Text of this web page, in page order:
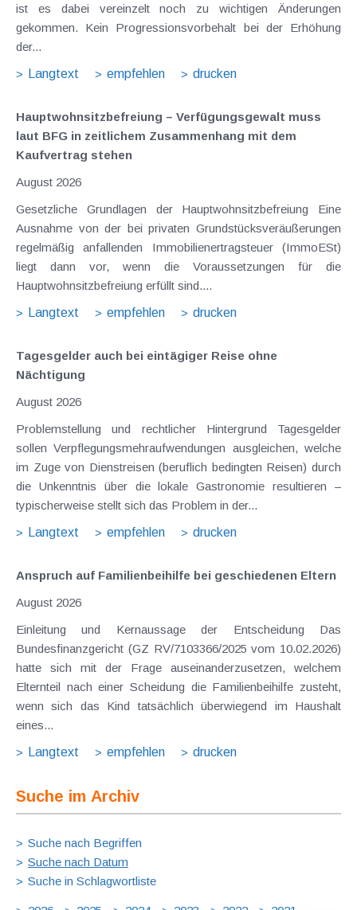
ist es dabei vereinzelt noch zu wichtigen Änderungen
gekommen. Kein Progressionsvorbehalt bei der Erhöhung
der...
Langtext
empfehlen drucken
Hauptwohnsitz​­befreiung – Verfügungsgewalt muss
laut BFG in zeitlichem Zusammenhang mit dem
Kaufvertrag stehen
August 2026
Gesetzliche Grundlagen der Hauptwohnsitzbefreiung Eine
Ausnahme von der bei privaten Grundstücksveräußerungen
regelmäßig anfallenden Immobilienertragsteuer (ImmoESt)
liegt dann vor, wenn die Voraussetzungen für die
Hauptwohnsitzbefreiung erfüllt sind....
Langtext
empfehlen drucken
Tagesgelder auch bei eintägiger Reise ohne
Nächtigung
August 2026
Problemstellung und rechtlicher Hintergrund Tagesgelder
sollen Verpflegungsmehraufwendungen ausgleichen, welche
im Zuge von Dienstreisen (beruflich bedingten Reisen) durch
die Unkenntnis über die lokale Gastronomie resultieren –
typischerweise stellt sich das Problem in der...
Langtext
empfehlen drucken
Anspruch auf Familienbeihilfe bei geschiedenen Eltern
August 2026
Einleitung und Kernaussage der Entscheidung Das
Bundesfinanzgericht (GZ RV/7103366/2025 vom 10.02.2026)
hatte sich mit der Frage auseinanderzusetzen, welchem
Elternteil nach einer Scheidung die Familienbeihilfe zusteht,
wenn sich das Kind tatsächlich überwiegend im Haushalt
eines...
Langtext
empfehlen drucken
Suche im Archiv
Suche nach Begriffen
Suche nach Datum
Suche in Schlagwortliste